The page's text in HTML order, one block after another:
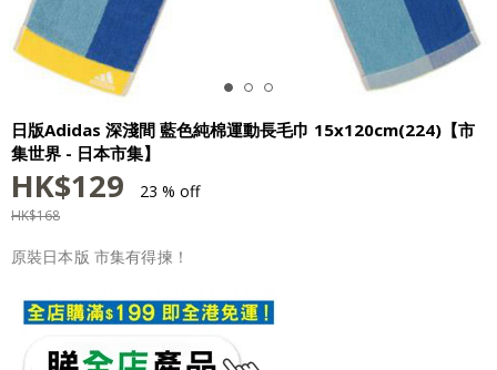
日版Adidas 深淺間 藍色純棉運動長毛巾 15x120cm(224)【市
集世界 - 日本市集】
HK$129 23 % off
HK$168
原裝日本版 市集有得揀！